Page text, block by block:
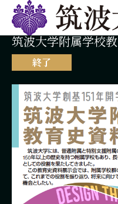
筑波大学附属学校
終了